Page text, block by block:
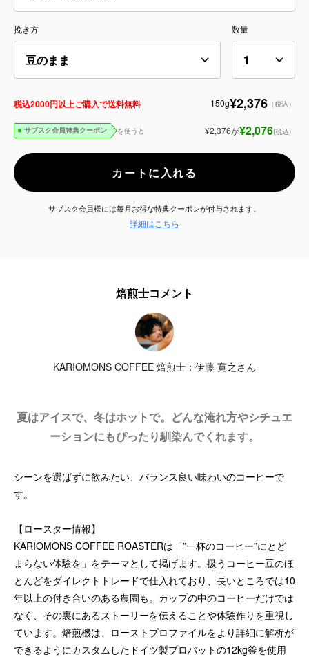
よくある質問
挽き方 数量
税込2000円以上ご購入で送料無料 150g¥2,376 （税込）
サブスク会員特典クーポン を使うと ¥2,376が¥2,076(税込)
カートに入れる
サブスク会員様には毎月お得な特典クーポンが付与されます。
詳細はこちら
焙煎士コメント
KARIOMONS COFFEE 焙煎士：伊藤 寛之さん
夏はアイスで、冬はホットで。どんな淹れ方やシチュエ
ーションにもぴったり馴染んでくれます。
シーンを選ばずに飲みたい、バランス良い味わいのコーヒーで
す。
【ロースター情報】
KARIOMONS COFFEE ROASTERは「”一杯のコーヒー”にとど
まらない体験を」をテーマとして掲げます。扱うコーヒー豆のほ
とんどをダイレクトトレードで仕入れており、長いところでは10
年以上の付き合いのある農園も。カップの中のコーヒーだけでは
なく、その裏にあるストーリーを伝えることや体験作りを重視し
ています。焙煎機は、ローストプロファイルをより詳細に解析が
できるようにカスタムしたドイツ製プロバットの12kg釜を使用